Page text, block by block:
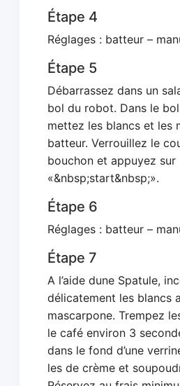
Étape 4
Réglages : batteur –
Étape 5
Débarrassez dans un
bol du robot. Dans le
mettez les blancs et les
batteur. Verrouillez le
bouchon et appuyez sur
«&nbsp;start&nbsp;».
Étape 6
Réglages : batteur –
Étape 7
A l’aide dune Spatule,
délicatement les blancs
mascarpone. Trempez
le café environ 3
dans le fond d’une
les de crème et